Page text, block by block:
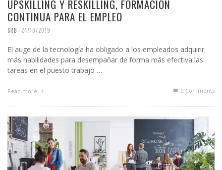
UPSKILLING Y RESKILLING, FORMACIÓN
CONTINUA PARA EL EMPLEO
SRB, 24/10/2019
El auge de la tecnología ha obligado a los empleados adquirir
más habilidades para desempañar de forma más efectiva las
tareas en el puesto trabajo …
Read more 0 Comments